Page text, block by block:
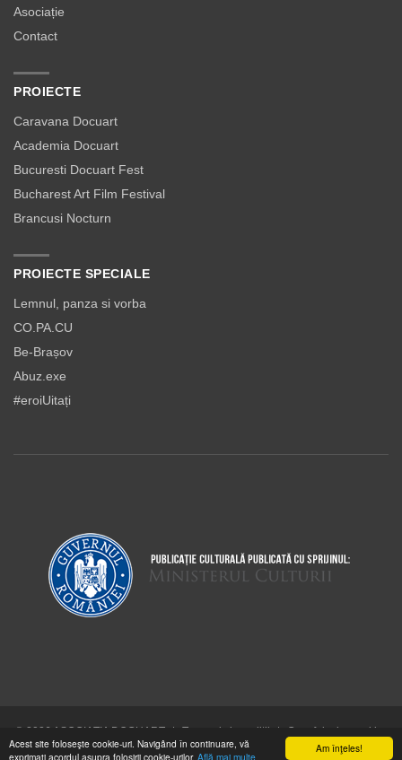
Am înţeles!
Acest site foloseşte cookie-uri. Navigând în continuare, vă
exprimaţi acordul asupra folosirii cookie-urilor. Află mai multe
Asociație
Contact
PROIECTE
Caravana Docuart
Academia Docuart
Bucuresti Docuart Fest
Bucharest Art Film Festival
Brancusi Nocturn
PROIECTE SPECIALE
Lemnul, panza si vorba
CO.PA.CU
Be-Brașov
Abuz.exe
#eroiUitați
© 2026 ASOCIAŢIA DOCUART | Termeni şi condiţii |
Cum folosim cookie-
urile